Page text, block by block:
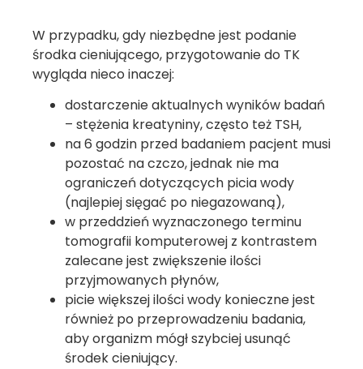
W przypadku, gdy niezbędne jest podanie
środka cieniującego, przygotowanie do TK
wygląda nieco inaczej:
dostarczenie aktualnych wyników badań
– stężenia kreatyniny, często też TSH,
na 6 godzin przed badaniem pacjent musi
pozostać na czczo, jednak nie ma
ograniczeń dotyczących picia wody
(najlepiej sięgać po niegazowaną),
w przeddzień wyznaczonego terminu
tomografii komputerowej z kontrastem
zalecane jest zwiększenie ilości
przyjmowanych płynów,
picie większej ilości wody konieczne jest
również po przeprowadzeniu badania,
aby organizm mógł szybciej usunąć
środek cieniujący.